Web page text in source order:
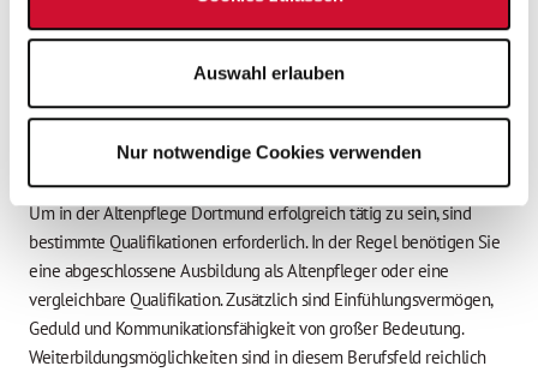
Auswahl erlauben
Nur notwendige Cookies verwenden
Sie die Möglichkeit, eine enge Beziehung zu den Senioren
Weiterbildungsmöglichkeiten
Um in der Altenpflege Dortmund erfolgreich tätig zu sein, sind
bestimmte Qualifikationen erforderlich. In der Regel benötigen Sie
eine abgeschlossene Ausbildung als Altenpfleger oder eine
vergleichbare Qualifikation. Zusätzlich sind Einfühlungsvermögen,
Geduld und Kommunikationsfähigkeit von großer Bedeutung.
Weiterbildungsmöglichkeiten sind in diesem Berufsfeld reichlich